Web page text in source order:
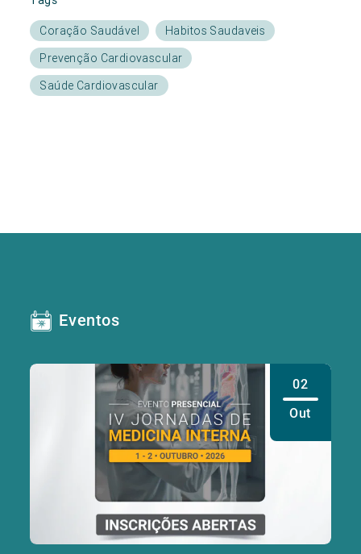
Coração Saudável
Habitos Saudaveis
Prevenção Cardiovascular
Saúde Cardiovascular
Eventos
02
Out